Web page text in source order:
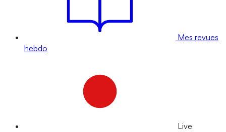
Mes revues
hebdo
Live